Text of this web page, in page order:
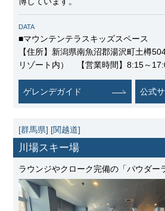
DATA
■マウンテンテラスキッズスペース
【住所】新潟県南魚沼郡湯沢町土樽
リゾート内） 【営業時間】8:15～
ゲレンデガイド 公式
[群馬県] [関越道]
川場スキー場
ラウンジやクローク完備の「パウダー